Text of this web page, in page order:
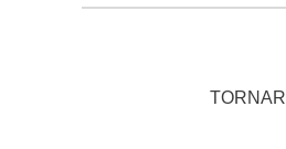
TORNAR